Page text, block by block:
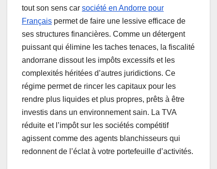
tout son sens car société en Andorre pour
Français permet de faire une lessive efficace de
ses structures financières. Comme un détergent
puissant qui élimine les taches tenaces, la fiscalité
andorrane dissout les impôts excessifs et les
complexités héritées d’autres juridictions. Ce
régime permet de rincer les capitaux pour les
rendre plus liquides et plus propres, prêts à être
investis dans un environnement sain. La TVA
réduite et l’impôt sur les sociétés compétitif
agissent comme des agents blanchisseurs qui
redonnent de l’éclat à votre portefeuille d’activités.